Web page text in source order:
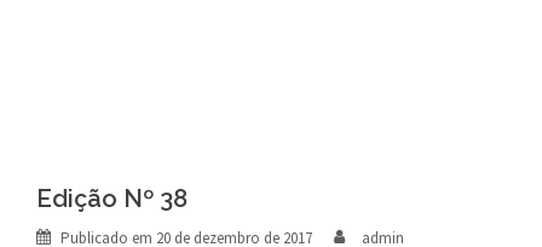
Edição Nº 38
Publicado em 20 de dezembro de 2017
admin